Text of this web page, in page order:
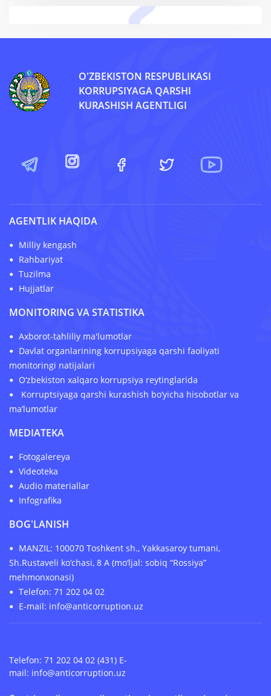
O'ZBEKISTON RESPUBLIKASI
KORRUPSIYAGA QARSHI
KURASHISH AGENTLIGI
AGENTLIK HAQIDA
Milliy kengash
Rahbariyat
Tuzilma
Hujjatlar
MONITORING VA STATISTIKA
Axborot-tahliliy ma'lumotlar
Davlat organlarining korrupsiyaga qarshi faoliyati
monitoringi natijalari
O‘zbekiston xalqaro korrupsiya reytinglarida
Korruptsiyaga qarshi kurashish bo‘yicha hisobotlar va
ma’lumotlar
MEDIATEKA
Fotogalereya
Videoteka
Audio materiallar
Infografika
BOG'LANISH
MANZIL: 100070 Toshkent sh., Yakkasaroy tumani,
Sh.Rustaveli ko‘chasi, 8 A (mo‘ljal: sobiq “Rossiya”
mehmonxonasi)
Telefon: 71 202 04 02
E-mail: info@anticorruption.uz
Telefon: 71 202 04 02 (431) E-
mail: info@anticorruption.uz